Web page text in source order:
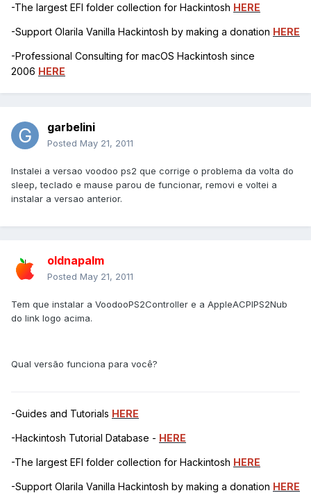
-The largest EFI folder collection for Hackintosh HERE
-Support Olarila Vanilla Hackintosh by making a donation HERE
-Professional Consulting for macOS Hackintosh since
2006 HERE
garbelini
Posted May 21, 2011
Instalei a versao voodoo ps2 que corrige o problema da volta do
sleep, teclado e mause parou de funcionar, removi e voltei a
instalar a versao anterior.
oldnapalm
Posted May 21, 2011
Tem que instalar a VoodooPS2Controller e a AppleACPIPS2Nub
do link logo acima.
Qual versão funciona para você?
-Guides and Tutorials HERE
-Hackintosh Tutorial Database - HERE
-The largest EFI folder collection for Hackintosh HERE
-Support Olarila Vanilla Hackintosh by making a donation HERE